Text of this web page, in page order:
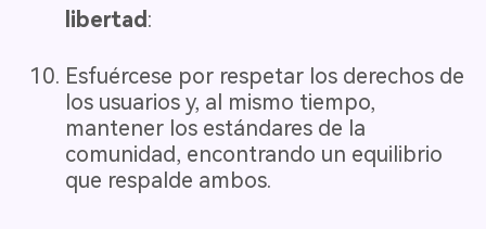
libertad:
Esfuércese por respetar los derechos de
los usuarios y, al mismo tiempo,
mantener los estándares de la
comunidad, encontrando un equilibrio
que respalde ambos.